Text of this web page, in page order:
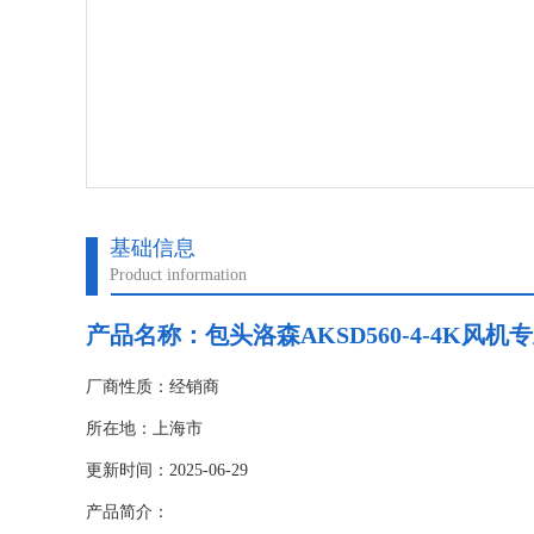
基础信息
Product information
产品名称：包头洛森AKSD560-4-4K风机
厂商性质：经销商
所在地：上海市
更新时间：2025-06-29
产品简介：